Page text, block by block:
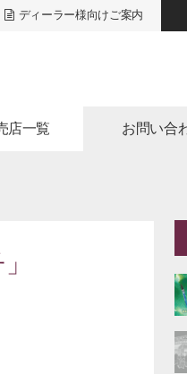
ディーラー様向けご案内
店一覧 お問い合